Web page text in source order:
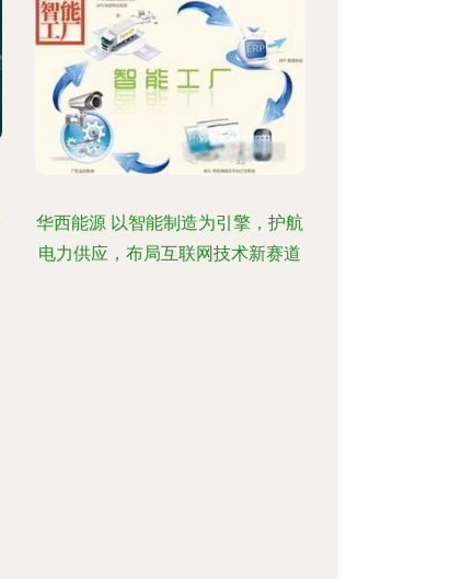
华西能源 以智能制造为引擎，护航
电力供应，布局互联网技术新赛道